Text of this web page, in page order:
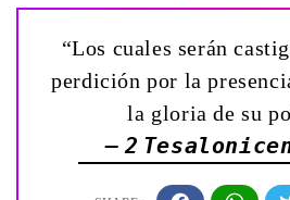
“Los cuales serán
perdición por la
la gloria de su
— 2